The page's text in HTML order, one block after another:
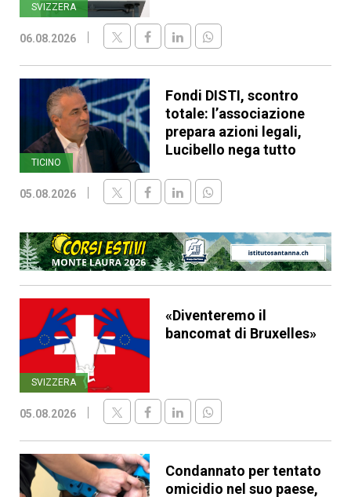
SVIZZERA
06.08.2026
TICINO
Fondi DISTI, scontro
totale: l’associazione
prepara azioni legali,
Lucibello nega tutto
05.08.2026
SVIZZERA
«Diventeremo il
bancomat di Bruxelles»
05.08.2026
Condannato per tentato
omicidio nel suo paese,